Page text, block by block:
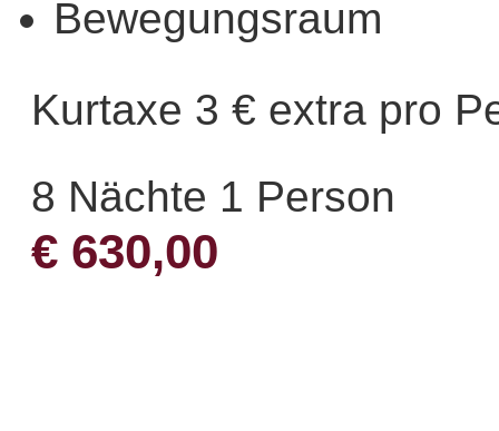
Bewegungsraum
Kurtaxe 3 € extra pro
8 Nächte 1 Person
€ 630,00